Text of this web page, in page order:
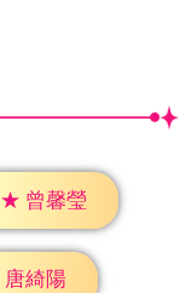
★ 曾馨瑩
唐綺陽